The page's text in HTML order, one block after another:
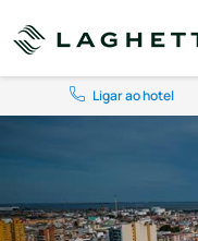
Ligar ao hotel